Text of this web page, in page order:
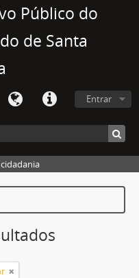
Público do
de Santa
Entrar